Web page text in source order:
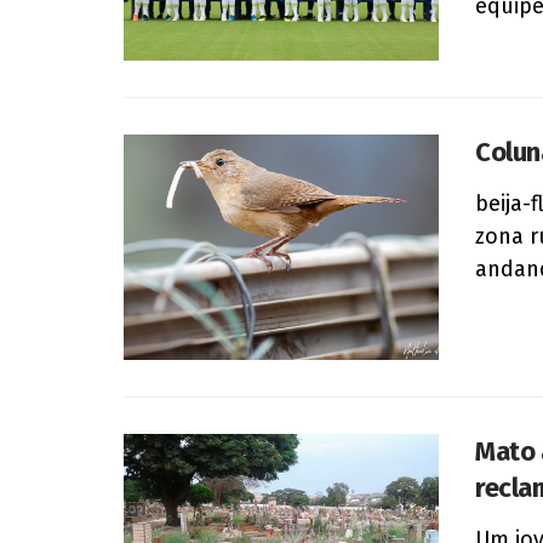
beija-
zona
Mato